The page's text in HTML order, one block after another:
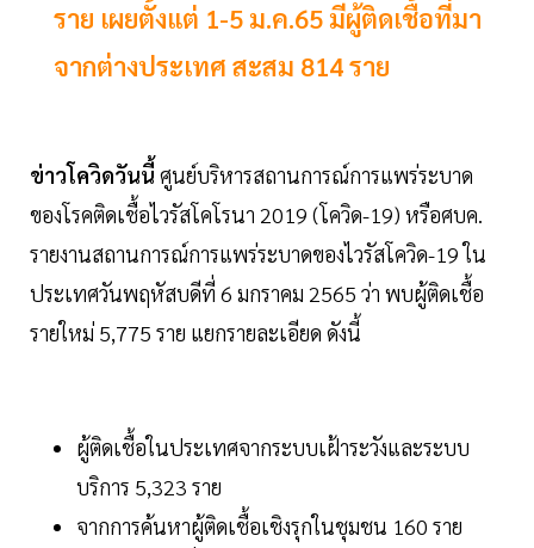
ราย เผยตั้งแต่ 1-5 ม.ค.65 มีผู้ติดเชื้อที่มา
จากต่างประเทศ สะสม 814 ราย
ข่าวโควิดวันนี้ ศูนย์บริหารสถานการณ์การแพร่ระบาด
ของโรคติดเชื้อไวรัสโคโรนา 2019 (โควิด-19) หรือศบค.
รายงานสถานการณ์การแพร่ระบาดของไวรัสโควิด-19 ใน
ประเทศวันพฤหัสบดีที่ 6 มกราคม 2565 ว่า พบผู้ติดเชื้อ
รายใหม่ 5,775 ราย แยกรายละเอียด ดังนี้
ผู้ติดเชื้อในประเทศจากระบบเฝ้าระวังและระบบ
บริการ 5,323 ราย
จากการค้นหาผู้ติดเชื้อเชิงรุกในชุมชน 160 ราย